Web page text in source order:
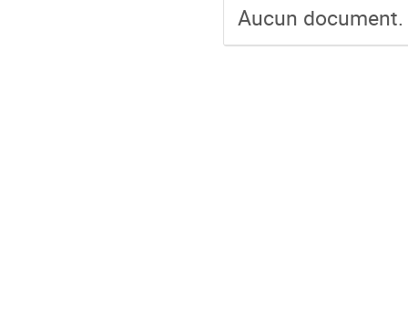
Aucun document.